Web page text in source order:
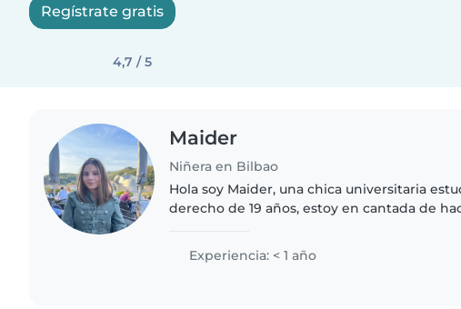
Regístrate gratis
4,7 / 5
Maider
Niñera en Bilbao
Hola soy Maider, una chica universitaria
derecho de 19 años, estoy en cantada de
ponerte en contacto..
Experiencia: < 1 año